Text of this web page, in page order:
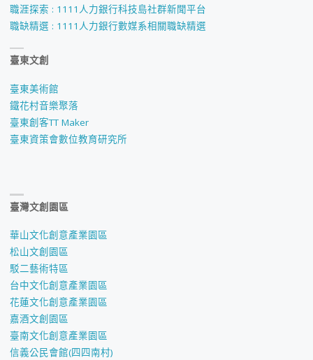
職涯探索 : 1111人力銀行科技島社群新聞平台
職缺精選 : 1111人力銀行數媒系相關職缺精選
臺東文創
臺東美術館
鐵花村音樂聚落
臺東創客TT Maker
臺東資策會數位教育研究所
臺灣文創園區
華山文化創意產業園區
松山文創園區
駁二藝術特區
台中文化創意產業園區
花蓮文化創意產業園區
嘉酒文創園區
臺南文化創意產業園區
信義公民會館(四四南村)